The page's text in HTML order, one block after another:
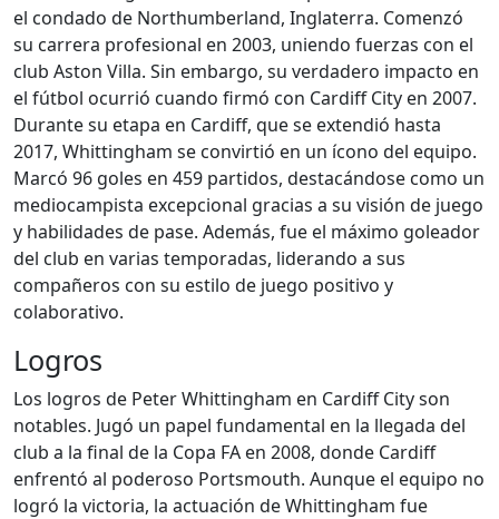
el condado de Northumberland, Inglaterra. Comenzó
su carrera profesional en 2003, uniendo fuerzas con el
club Aston Villa. Sin embargo, su verdadero impacto en
el fútbol ocurrió cuando firmó con Cardiff City en 2007.
Durante su etapa en Cardiff, que se extendió hasta
2017, Whittingham se convirtió en un ícono del equipo.
Marcó 96 goles en 459 partidos, destacándose como un
mediocampista excepcional gracias a su visión de juego
y habilidades de pase. Además, fue el máximo goleador
del club en varias temporadas, liderando a sus
compañeros con su estilo de juego positivo y
colaborativo.
Logros
Los logros de Peter Whittingham en Cardiff City son
notables. Jugó un papel fundamental en la llegada del
club a la final de la Copa FA en 2008, donde Cardiff
enfrentó al poderoso Portsmouth. Aunque el equipo no
logró la victoria, la actuación de Whittingham fue